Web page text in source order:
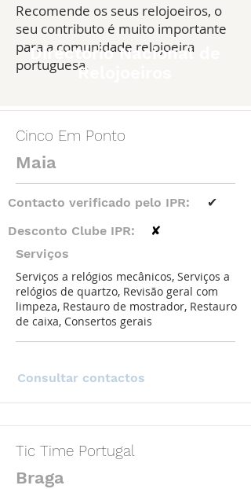
Recomende os seus relojoeiros, o
seu contributo é muito importante
para a comunidade relojoeira
portuguesa.
Directório Nacional de
Relojoeiros
Cinco Em Ponto
Maia
Contacto verificado pelo IPR:
✔
Desconto Clube IPR:
✘
Serviços
Serviços a relógios mecânicos, Serviços a
relógios de quartzo, Revisão geral com
limpeza, Restauro de mostrador, Restauro
de caixa, Consertos gerais
Consultar contactos
Tic Time Portugal
Braga